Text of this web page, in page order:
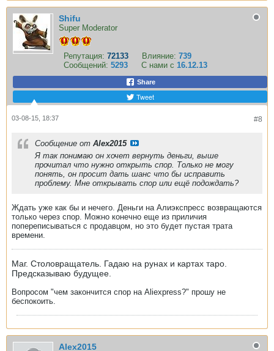
Shifu
Super Moderator
Репутация: 72133 Влияние: 739
Сообщений: 5293 С нами с 16.12.13
Share
Tweet
#8
03-08-15, 18:37
Сообщение от Alex2015
Я так понимаю он хочет вернуть деньги, выше
прочитал что нужно открыть спор. Только не могу
понять, он просит дать шанс что бы исправить
проблему. Мне открывать спор или ещё подождать?
Ждать уже как бы и нечего. Деньги на Алиэкспресс возвращаются
только через спор. Можно конечно еще из приличия
попереписываться с продавцом, но это будет пустая трата
времени.
Маг. Столовращатель. Гадаю на рунах и картах таро.
Предсказываю будущее.
Вопросом "чем закончится спор на Aliexpress?" прошу не
беспокоить.
Alex2015